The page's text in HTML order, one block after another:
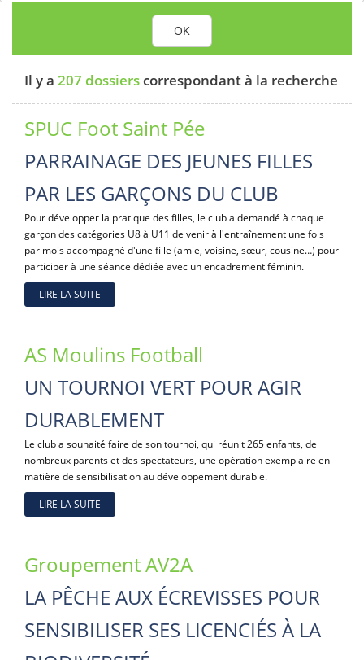
OK
Il y a 207 dossierscorrespondant à la recherche
SPUC Foot Saint Pée
PARRAINAGE DES JEUNES FILLES
PAR LES GARÇONS DU CLUB
Pour développer la pratique des filles, le club a demandé à chaque
garçon des catégories U8 à U11 de venir à l'entraînement une fois
par mois accompagné d'une fille (amie, voisine, sœur, cousine…) pour
participer à une séance dédiée avec un encadrement féminin.
LIRE LA SUITE
AS Moulins Football
UN TOURNOI VERT POUR AGIR
DURABLEMENT
Le club a souhaité faire de son tournoi, qui réunit 265 enfants, de
nombreux parents et des spectateurs, une opération exemplaire en
matière de sensibilisation au développement durable.
LIRE LA SUITE
Groupement AV2A
LA PÊCHE AUX ÉCREVISSES POUR
SENSIBILISER SES LICENCIÉS À LA